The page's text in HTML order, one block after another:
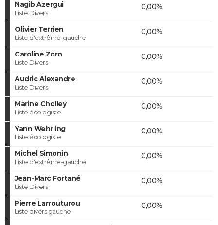
Nagib Azergui
Liste Divers
0,00%
Olivier Terrien
Liste d'extrême-gauche
0,00%
Caroline Zorn
Liste Divers
0,00%
Audric Alexandre
Liste Divers
0,00%
Marine Cholley
Liste écologiste
0,00%
Yann Wehrling
Liste écologiste
0,00%
Michel Simonin
Liste d'extrême-gauche
0,00%
Jean-Marc Fortané
Liste Divers
0,00%
Pierre Larrouturou
Liste divers gauche
0,00%